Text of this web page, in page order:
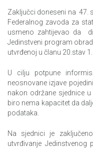
Zaključci doneseni na 47.
Federalnog zavoda za
usmeno zahtijevao da
Jedinstveni program
utvrđenoj u članu 20.stav
U cilju potpune
neosnovane izjave
nakon održane sjednice
biro nema kapacitet da
podataka.
Na sjednici je
utvrđivanje